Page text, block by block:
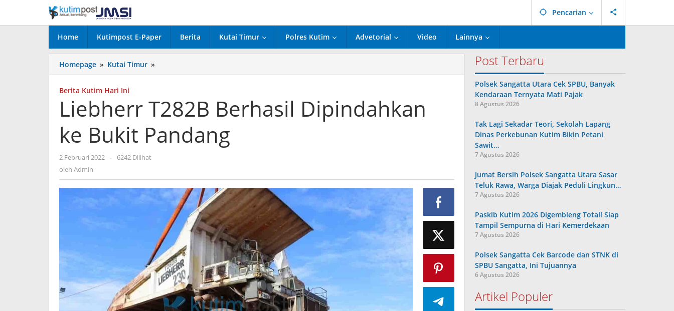
konten
Pencarian
Home Kutimpost E-Paper Berita Kutai Timur Polres Kutim Advetorial Video Lainnya
Homepage » Kutai Timur »
T282B
ke
Bukit
Berita Kutim Hari Ini
Liebherr T282B Berhasil Dipindahkan
ke Bukit Pandang
2 Februari 2022 oleh
-
6242 Dilihat
oleh Admin
Post Terbaru
Polsek Sangatta Utara Cek SPBU, Banyak
Kendaraan Ternyata Mati Pajak
8 Agustus 2026
Tak Lagi Sekadar Teori, Sekolah Lapang
Dinas Perkebunan Kutim Bikin Petani
Sawit…
7 Agustus 2026
Jumat Bersih Polsek Sangatta Utara Sasar
Teluk Rawa, Warga Diajak Peduli Lingkun…
7 Agustus 2026
Paskib Kutim 2026 Digembleng Total! Siap
Tampil Sempurna di Hari Kemerdekaan
7 Agustus 2026
Polsek Sangatta Cek Barcode dan STNK di
SPBU Sangatta, Ini Tujuannya
6 Agustus 2026
Artikel Populer